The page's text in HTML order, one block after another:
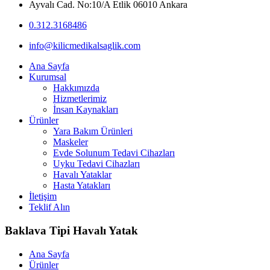
Ayvalı Cad. No:10/A Etlik 06010 Ankara
0.312.3168486
info@kilicmedikalsaglik.com
Ana Sayfa
Kurumsal
Hakkımızda
Hizmetlerimiz
İnsan Kaynakları
Ürünler
Yara Bakım Ürünleri
Maskeler
Evde Solunum Tedavi Cihazları
Uyku Tedavi Cihazları
Havalı Yataklar
Hasta Yatakları
İletişim
Teklif Alın
Baklava Tipi Havalı Yatak
Ana Sayfa
Ürünler